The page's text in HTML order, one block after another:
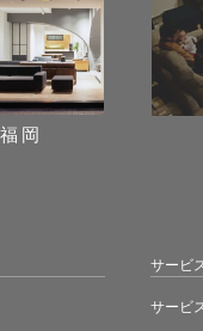
福岡
サービ
サービ